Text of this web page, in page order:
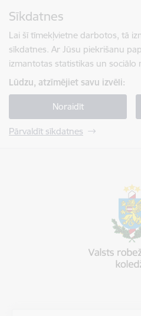
Sīkdatnes
Lai šī tīmekļvietne darbotos, tā
sīkdatnes. Ar Jūsu piekrišanu
izmantotas statistikas un sociālo
Lūdzu, atzīmējiet savu izvēli:
Noraidīt
Pārvaldīt sīkdatnes